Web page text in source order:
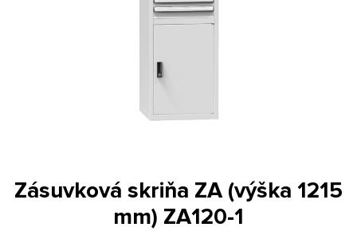
Realizácia
Obchodná sieť
Zásuvková skriňa ZA (výška 1215
mm) ZA120-1